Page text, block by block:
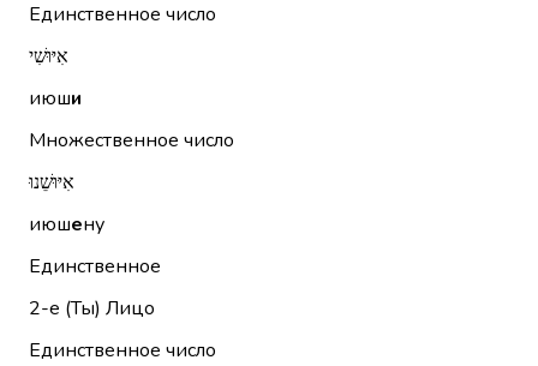
Единственное число
אִיּוּשִׁי
июши
Множественное число
אִיּוּשֵׁנוּ
июшену
Единственное
2-е (Ты) Лицо
Единственное число